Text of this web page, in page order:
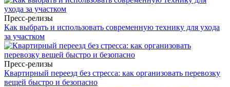
Пресс-релизы
Как выбрать и использовать современную технику для ухода
за участком
Пресс-релизы
Квартирный переезд без стресса: как организовать перевозку
вещей быстро и безопасно